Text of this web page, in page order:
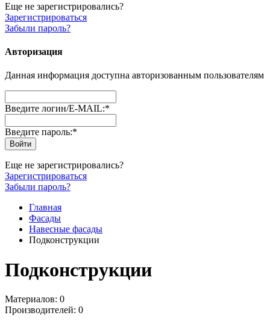
Еще не зарегистрировались?
Зарегистрироваться
Забыли пароль?
Авторизация
Данная информация доступна авторизованным пользователям
Введите логин/E-MAIL:*
Введите пароль:*
Еще не зарегистрировались?
Зарегистрироваться
Забыли пароль?
Главная
Фасады
Навесные фасады
Подконструкции
Подконструкции
Материалов: 0
Производителей: 0